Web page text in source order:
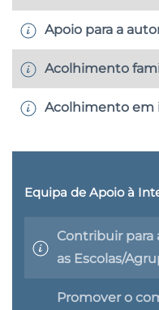
Apoio para a
Acolhimento
Acolhimento em
Equipa de Apoio à
Contribuir para
as Escolas/
Promover o